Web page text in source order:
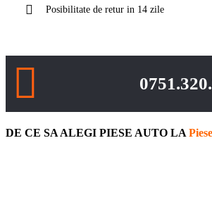
Posibilitate de retur in 14 zile
DE CE SA ALEGI PIESE AUTO LA